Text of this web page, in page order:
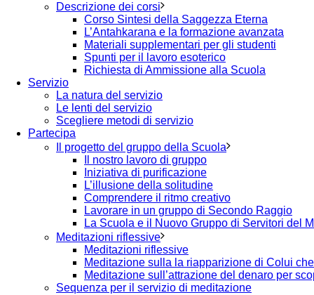
Descrizione dei corsi
Corso Sintesi della Saggezza Eterna
L’Antahkarana e la formazione avanzata
Materiali supplementari per gli studenti
Spunti per il lavoro esoterico
Richiesta di Ammissione alla Scuola
Servizio
La natura del servizio
Le lenti del servizio
Scegliere metodi di servizio
Partecipa
Il progetto del gruppo della Scuola
Il nostro lavoro di gruppo
Iniziativa di purificazione
L’illusione della solitudine
Comprendere il ritmo creativo
Lavorare in un gruppo di Secondo Raggio
La Scuola e il Nuovo Gruppo di Servitori del
Meditazioni riflessive
Meditazioni riflessive
Meditazione sulla la riapparizione di Colui
Meditazione sull’attrazione del denaro per
Sequenza per il servizio di meditazione